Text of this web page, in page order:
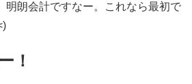
明朗会計ですなー。これなら最初で
！